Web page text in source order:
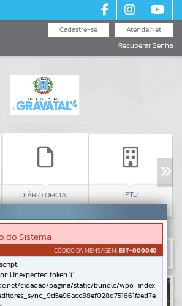
Atende.Net
Cadastre-se
Recuperar Senha
DIÁRIO OFICIAL IPTU
""
do Sistema
CÓDIGO DA MENSAGEM:EST-000040
Unexpected token '('
cidadao/pagina/static/bundle/wpo_index